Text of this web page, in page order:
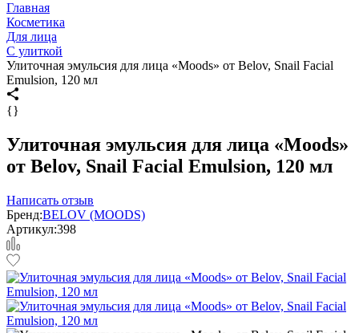
Главная
Косметика
Для лица
С улиткой
Улиточная эмульсия для лица «Moods» от Belov, Snail Facial
Emulsion, 120 мл
{}
Улиточная эмульсия для лица «Moods»
от Belov, Snail Facial Emulsion, 120 мл
Написать отзыв
Бренд:BELOV (MOODS)
Артикул:398